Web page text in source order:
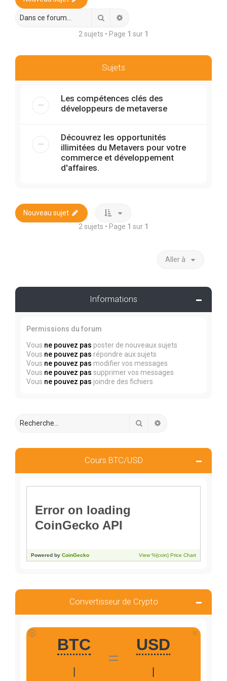
r
Rechercher
2 sujets • Page 1 sur 1
Sujets
Les compétences clés des
développeurs de metaverse
Découvrez les opportunités
illimitées du Metavers pour votre
commerce et développement
d'affaires.
Nouveau sujet
2 sujets • Page 1 sur 1
Aller à
Informations
Permissions du forum
Vous ne pouvez pas poster de nouveaux sujets
Vous ne pouvez pas répondre aux sujets
Vous ne pouvez pas modifier vos messages
Vous ne pouvez pas supprimer vos messages
Vous ne pouvez pas joindre des fichiers
Rechercher
Cours BTC/USD
Convertisseur de Crypto